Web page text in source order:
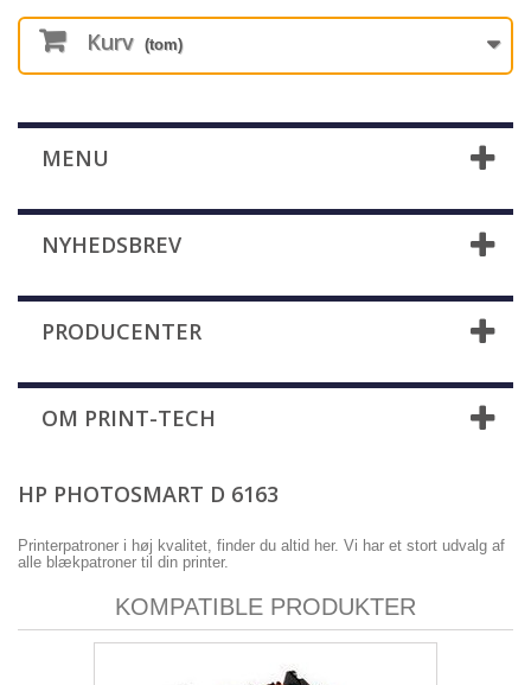
Kurv (tom)
MENU
NYHEDSBREV
PRODUCENTER
OM PRINT-TECH
HP PHOTOSMART D 6163
Printerpatroner i høj kvalitet, finder du altid her. Vi har et stort udvalg af
alle blækpatroner til din printer.
KOMPATIBLE PRODUKTER